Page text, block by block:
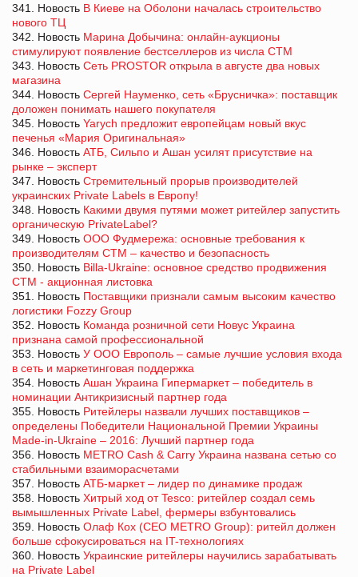
341. Новость В Киеве на Оболони началась строительство
нового ТЦ
342. Новость Марина Добычина: онлайн-аукционы
стимулируют появление бестселлеров из числа СТМ
343. Новость Сеть PROSTOR открыла в августе два новых
магазина
344. Новость Сергей Науменко, сеть «Брусничка»: поставщик
доложен понимать нашего покупателя
345. Новость Yarych предложит европейцам новый вкус
печенья «Мария Оригинальная»
346. Новость АТБ, Сильпо и Ашан усилят присутствие на
рынке – эксперт
347. Новость Стремительный прорыв производителей
украинских Private Labels в Европу!
348. Новость Какими двумя путями может ритейлер запустить
органическую PrivateLabel?
349. Новость ООО Фудмережа: основные требования к
производителям СТМ – качество и безопасность
350. Новость Billa-Ukraine: основное средство продвижения
СТМ - акционная листовка
351. Новость Поставщики признали самым высоким качество
логистики Fozzy Group
352. Новость Команда розничной сети Новус Украина
признана самой профессиональной
353. Новость У ООО Европоль – самые лучшие условия входа
в сеть и маркетинговая поддержка
354. Новость Ашан Украина Гипермаркет – победитель в
номинации Антикризисный партнер года
355. Новость Ритейлеры назвали лучших поставщиков –
определены Победители Национальной Премии Украины
Made-in-Ukraine – 2016: Лучший партнер года
356. Новость METRO Cash & Carry Украина названа сетью со
стабильными взаиморасчетами
357. Новость АТБ-маркет – лидер по динамике продаж
358. Новость Хитрый ход от Tesco: ритейлер создал семь
вымышленных Private Label, фермеры взбунтовались
359. Новость Олаф Кох (CEO METRO Group): ритейл должен
больше сфокусироваться на IT-технологиях
360. Новость Украинские ритейлеры научились зарабатывать
на Private Label